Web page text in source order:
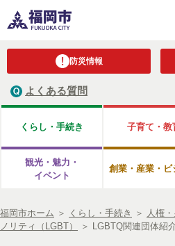
防災情報
よくある質問
くらし・手続き 子育て・教
観光・魅力・
イベント
創業・産業・ビ
福岡市ホーム ＞ くらし・手続き ＞ 人権
ノリティ（LGBT）
＞ LGBTQ関連団体紹